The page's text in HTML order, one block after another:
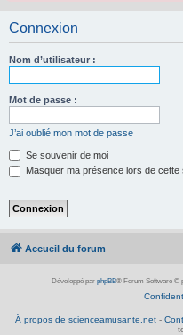
Connexion
Nom d’utilisateur :
Mot de passe :
J’ai oublié mon mot de passe
Se souvenir de moi
Masquer ma présence lors de cette
Accueil du forum
Développé par phpBB® Forum Software ©
À propos de scienceamusante.net -